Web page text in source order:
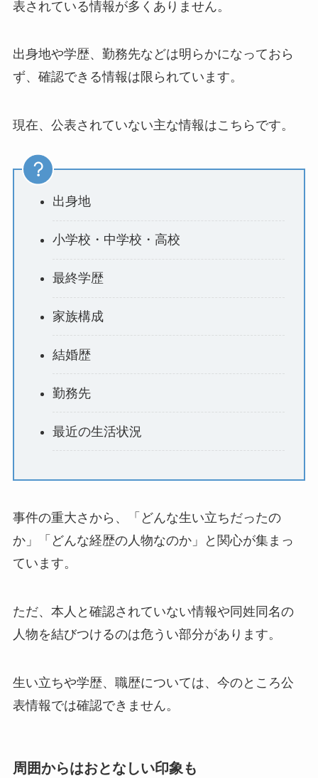
表されている情報が多くありません。
出身地や学歴、勤務先などは明らかになっておら
ず、確認できる情報は限られています。
現在、公表されていない主な情報はこちらです。
出身地
小学校・中学校・高校
最終学歴
家族構成
結婚歴
勤務先
最近の生活状況
事件の重大さから、「どんな生い立ちだったの
か」「どんな経歴の人物なのか」と関心が集まっ
ています。
ただ、本人と確認されていない情報や同姓同名の
人物を結びつけるのは危うい部分があります。
生い立ちや学歴、職歴については、今のところ公
表情報では確認できません。
周囲からはおとなしい印象も